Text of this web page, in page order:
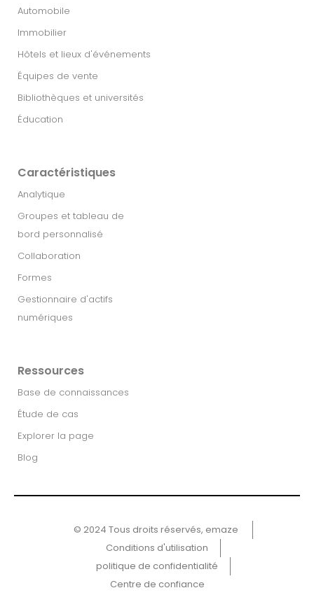
Automobile
Immobilier​
Hôtels et lieux d'événements
Équipes de vente
Bibliothèques et universités
Éducation
Caractéristiques
Analytique
Groupes et tableau de
bord personnalisé
Collaboration
Formes
Gestionnaire d'actifs
numériques
Ressources
Base de connaissances
Étude de cas
Explorer la page
Blog
© 2024 Tous droits réservés, emaze ​
Conditions d'utilisation
politique de confidentialité
Centre de confiance